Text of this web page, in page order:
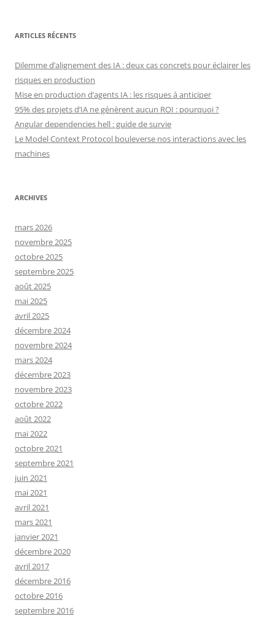
ARTICLES RÉCENTS
Dilemme d’alignement des IA : deux cas concrets pour éclairer les
risques en production
Mise en production d’agents IA : les risques à anticiper
95% des projets d’IA ne génèrent aucun ROI : pourquoi ?
Angular dependencies hell : guide de survie
Le Model Context Protocol bouleverse nos interactions avec les
machines
ARCHIVES
mars 2026
novembre 2025
octobre 2025
septembre 2025
août 2025
mai 2025
avril 2025
décembre 2024
novembre 2024
mars 2024
décembre 2023
novembre 2023
octobre 2022
août 2022
mai 2022
octobre 2021
septembre 2021
juin 2021
mai 2021
avril 2021
mars 2021
janvier 2021
décembre 2020
avril 2017
décembre 2016
octobre 2016
septembre 2016